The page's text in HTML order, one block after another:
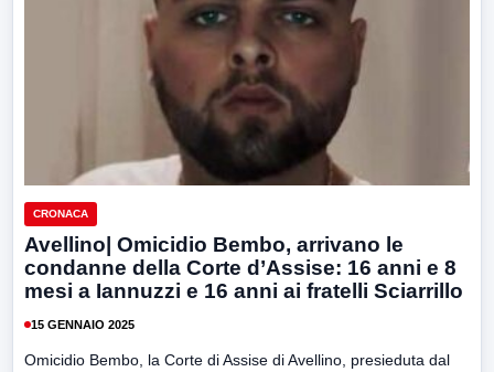
CRONACA
Avellino| Omicidio Bembo, arrivano le
condanne della Corte d’Assise: 16 anni e 8
mesi a Iannuzzi e 16 anni ai fratelli Sciarrillo
15 GENNAIO 2025
Omicidio Bembo, la Corte di Assise di Avellino, presieduta dal